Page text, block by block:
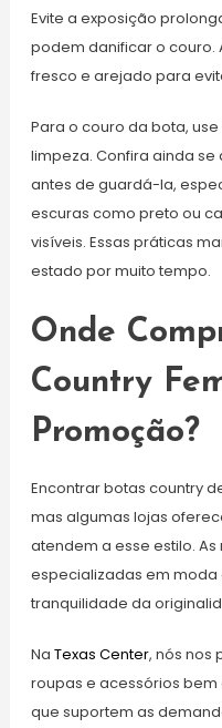
Evite a exposição
podem danificar o couro.
fresco e arejado para
Para o couro da bota,
limpeza. Confira ainda
antes de guardá-la,
escuras como preto ou
visíveis. Essas práticas
estado por muito tempo.
Onde
Country
Promoção?
Encontrar botas country
mas algumas lojas
atendem a esse estilo.
especializadas em moda
tranquilidade da
Na Texas Center, nós nos
roupas e acessórios
que suportem as